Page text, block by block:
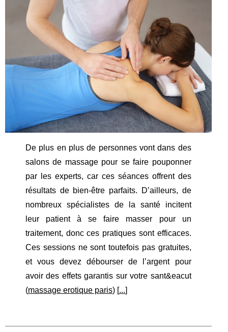
De plus en plus de personnes vont dans des
salons de massage pour se faire pouponner
par les experts, car ces séances offrent des
résultats de bien-être parfaits. D’ailleurs, de
nombreux spécialistes de la santé incitent
leur patient à se faire masser pour un
traitement, donc ces pratiques sont efficaces.
Ces sessions ne sont toutefois pas gratuites,
et vous devez débourser de l’argent pour
avoir des effets garantis sur votre sant&eacut
(massage erotique paris) [...]